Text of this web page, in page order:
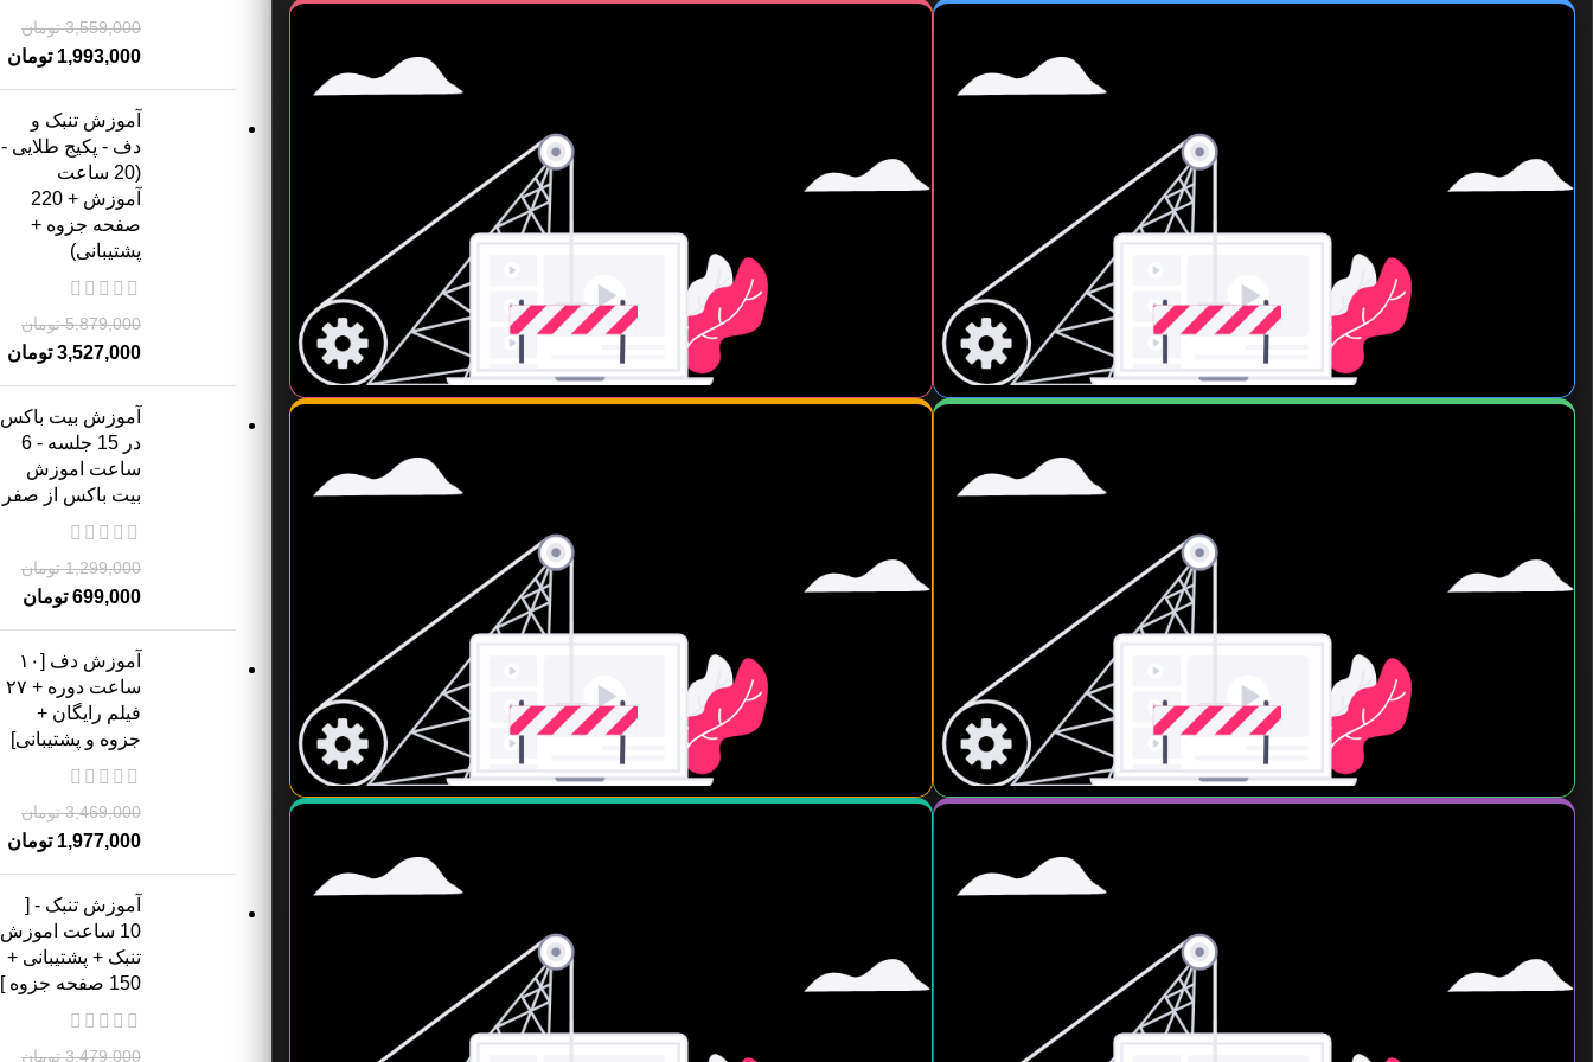
3,559,000 تومان
1,993,000 تومان
آموزش تنبک و
دف - پکیج طلایی -
(20 ساعت
آموزش + 220
صفحه جزوه +
پشتیبانی)
5,879,000 تومان
3,527,000 تومان
آموزش بیت باکس
در 15 جلسه - 6
ساعت اموزش
بیت باکس از صفر
1,299,000 تومان
699,000 تومان
آموزش دف [۱۰
ساعت دوره + ۲۷
فیلم رایگان +
جزوه و پشتیبانی]
3,469,000 تومان
1,977,000 تومان
آموزش تنبک - [
10 ساعت اموزش
تنبک + پشتیبانی +
150 صفحه جزوه ]
3,479,000 تومان